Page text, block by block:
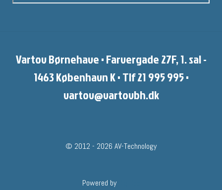
Vartov Børnehave • Farvergade 27F, 1. sal -
1463 København K • Tlf 21 995 995 •
vartov@vartovbh.dk
© 2012 - 2026 AV-Technology
Powered by